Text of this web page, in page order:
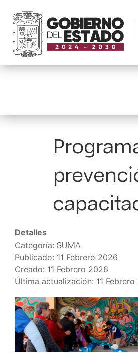
Detalles
Categoría: SUMA
Publicado: 11 Febrero 2026
Creado: 11 Febrero 2026
Última actualización: 11